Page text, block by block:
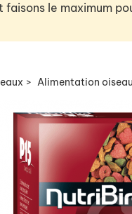
faisons le maximum
> Alimentation